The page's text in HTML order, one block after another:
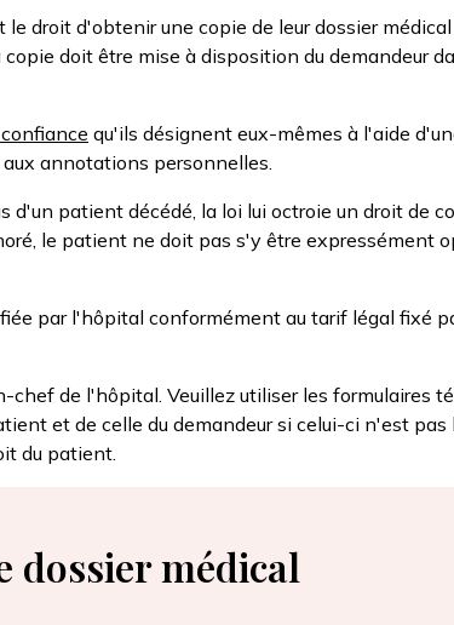
droit d'obtenir une copie de leur dossier
doit être mise à disposition du demandeur
qu'ils désignent eux-mêmes à l'aide
annotations personnelles.
d'un patient décédé, la loi lui octroie un droit de
le patient ne doit pas s'y être expressément
par l'hôpital conformément au tarif légal fixé
chef de l'hôpital. Veuillez utiliser les formulaires
et de celle du demandeur si celui-ci n'est
du patient.
dossier médical